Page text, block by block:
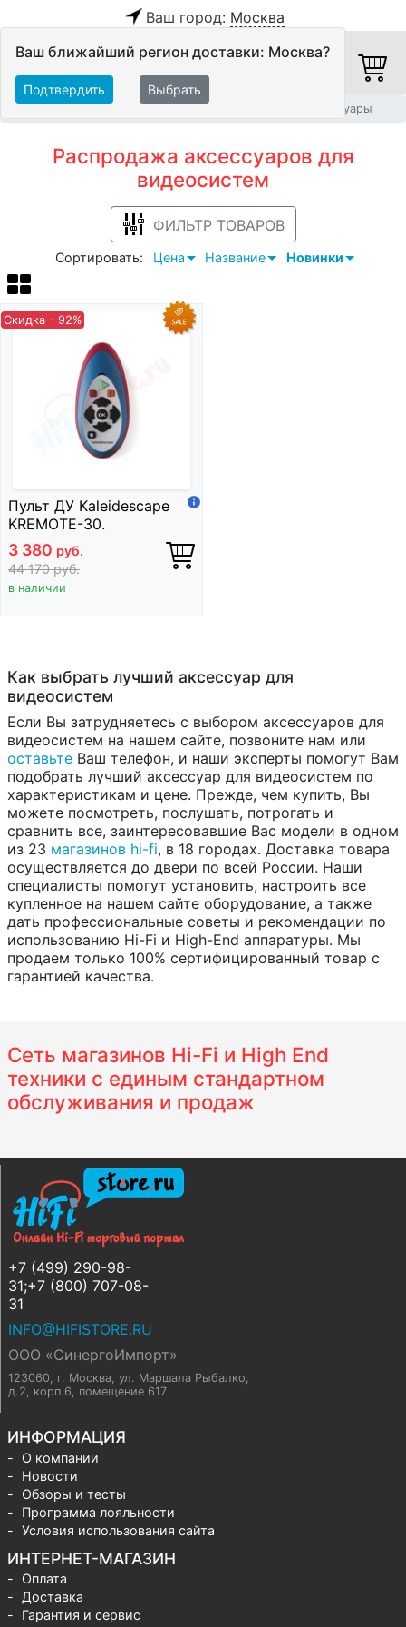
Ваш город: Москва
Ваш ближайший регион доставки: Москва?
Подтвердить Выбрать
Аксессуары
Распродажа аксессуаров для
видеосистем
ФИЛЬТР ТОВАРОВ
Сортировать: Цена Название Новинки
Скидка - 92%
Пульт ДУ Kaleidescape
KREMOTE-30.
3 380 руб.
44 170руб.
в наличии
Как выбрать лучший аксессуар для
видеосистем
Если Вы затрудняетесь с выбором аксессуаров для
видеосистем на нашем сайте, позвоните нам или
оставьте Ваш телефон, и наши эксперты помогут Вам
подобрать лучший аксессуар для видеосистем по
характеристикам и цене. Прежде, чем купить, Вы
можете посмотреть, послушать, потрогать и
сравнить все, заинтересовавшие Вас модели в одном
из 23 магазинов hi-fi, в 18 городах. Доставка товара
осуществляется до двери по всей России. Наши
специалисты помогут установить, настроить все
купленное на нашем сайте оборудование, а также
дать профессиональные советы и рекомендации по
использованию Hi-Fi и High-End аппаратуры. Мы
продаем только 100% сертифицированный товар с
гарантией качества.
Сеть магазинов Hi-Fi и High End
техники с единым стандартном
обслуживания и продаж
+7 (499) 290-98-
31;+7 (800) 707-08-
31
INFO@HIFISTORE.RU
ООО «СинергоИмпорт»
123060, г. Москва, ул. Маршала Рыбалко,
д.2, корп.6, помещение 617
ИНФОРМАЦИЯ
О компании
Новости
Обзоры и тесты
Программа лояльности
Условия использования сайта
ИНТЕРНЕТ-МАГАЗИН
Оплата
Доставка
Гарантия и сервис